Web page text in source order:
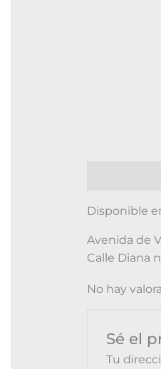
Disponible
Avenida de
Calle Diana
No hay
Sé el
Tu